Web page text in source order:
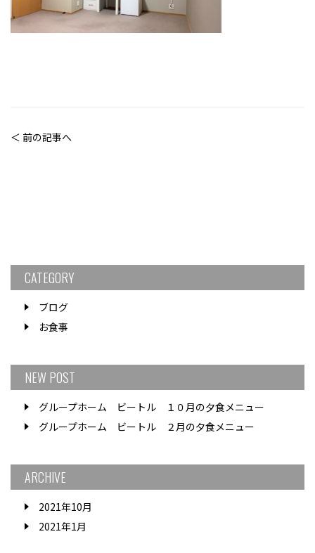
＜ 前の記事へ
CATEGORY
ブログ
お食事
NEW POST
グループホーム ビートル １０月の夕食メニュー
グループホーム ビートル ２月の夕食メニュー
ARCHIVE
2021年10月
2021年1月